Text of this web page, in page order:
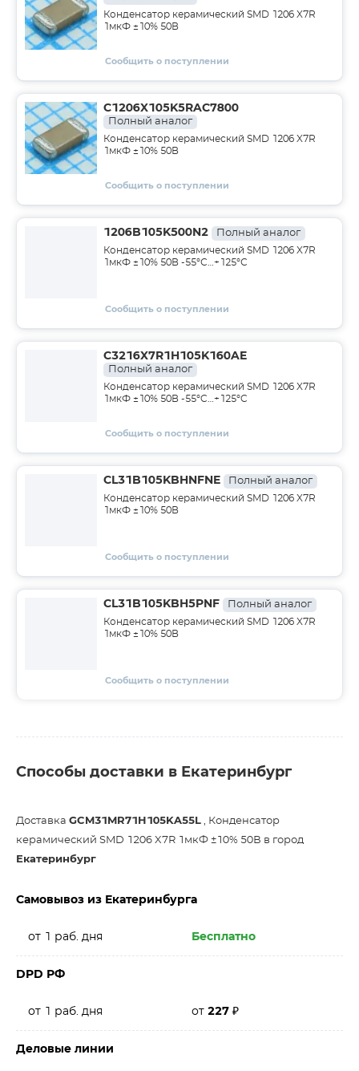
Конденсатор керамический SMD 1206 X7R
1мкФ ±10% 50В
Сообщить о поступлении
C1206X105K5RAC7800
Полный аналог
Конденсатор керамический SMD 1206 X7R
1мкФ ±10% 50В
Сообщить о поступлении
1206B105K500N2 Полный аналог
Конденсатор керамический SMD 1206 X7R
1мкФ ±10% 50В -55°С…+125°С
Сообщить о поступлении
C3216X7R1H105K160AE
Полный аналог
Конденсатор керамический SMD 1206 X7R
1мкФ ±10% 50В -55°C…+125°C
Сообщить о поступлении
CL31B105KBHNFNE Полный аналог
Конденсатор керамический SMD 1206 X7R
1мкФ ±10% 50В
Сообщить о поступлении
CL31B105KBH5PNF Полный аналог
Конденсатор керамический SMD 1206 X7R
1мкФ ±10% 50В
Сообщить о поступлении
Способы доставки в Екатеринбург
Доставка GCM31MR71H105KA55L , Конденсатор
керамический SMD 1206 X7R 1мкФ ±10% 50В в город
Екатеринбург
Самовывоз из Екатеринбурга
от 1 раб. дня Бесплатно
DPD РФ
от 1 раб. дня от 227 ₽
Деловые линии